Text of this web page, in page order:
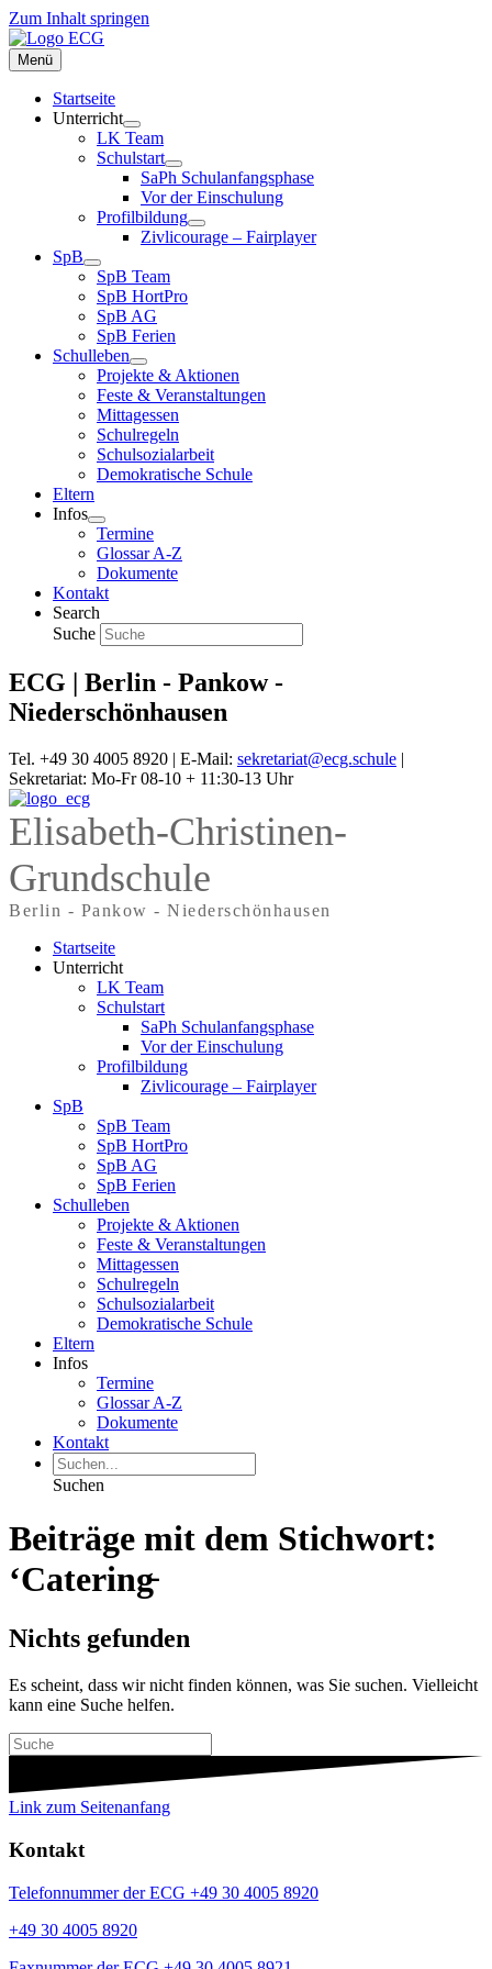
Zum Inhalt springen
Menü
Startseite
Unterricht
LK Team
Schulstart
SaPh Schulanfangsphase
Vor der Einschulung
Profilbildung
Zivlicourage – Fairplayer
SpB
SpB Team
SpB HortPro
SpB AG
SpB Ferien
Schulleben
Projekte & Aktionen
Feste & Veranstaltungen
Mittagessen
Schulregeln
Schulsozialarbeit
Demokratische Schule
Eltern
Infos
Termine
Glossar A-Z
Dokumente
Kontakt
Search
Suche
ECG | Berlin - Pankow -
Niederschönhausen
Tel. +49 30 4005 8920 | E-Mail: sekretariat@ecg.schule |
Sekretariat: Mo-Fr 08-10 + 11:30-13 Uhr
Elisabeth-Christinen-
Grundschule
Berlin - Pankow - Niederschönhausen
Startseite
Unterricht
LK Team
Schulstart
SaPh Schulanfangsphase
Vor der Einschulung
Profilbildung
Zivlicourage – Fairplayer
SpB
SpB Team
SpB HortPro
SpB AG
SpB Ferien
Schulleben
Projekte & Aktionen
Feste & Veranstaltungen
Mittagessen
Schulregeln
Schulsozialarbeit
Demokratische Schule
Eltern
Infos
Termine
Glossar A-Z
Dokumente
Kontakt
Suchen
Beiträge mit dem Stichwort:
‘Catering̵
Nichts gefunden
Es scheint, dass wir nicht finden können, was Sie suchen. Vielleicht
kann eine Suche helfen.
Link zum Seitenanfang
Kontakt
Telefonnummer der ECG +49 30 4005 8920
+49 30 4005 8920